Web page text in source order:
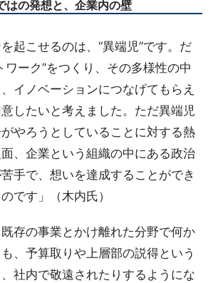
はの発想と、企業内の壁
を起こせるのは、“異端児”です。だ
ワーク”をつくり、その多様性の中
イノベーションにつなげてもらえ
したいと考えました。ただ異端児
やろうとしていることに対する熱
、企業という組織の中にある政治
手で、想いを達成することができ
です」（木内氏）
存の事業とかけ離れた分野で何か
、予算取りや上層部の説得という
社内で敬遠されたりするようにな